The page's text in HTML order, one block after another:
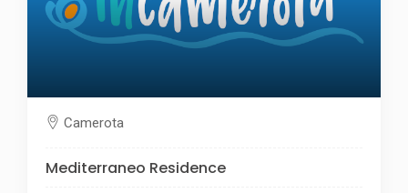
Camerota
Mediterraneo Residence